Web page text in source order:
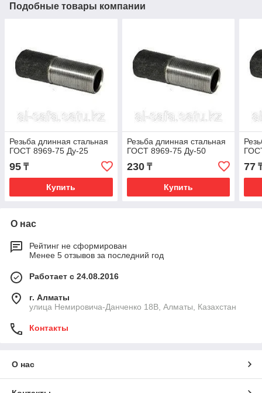
Подобные товары компании
Резьба длинная стальная
ГОСТ 8969-75 Ду-25
95 ₸
Купить
Резьба длинная стальная
ГОСТ 8969-75 Ду-50
230₸
Купить
77
О нас
Рейтинг не сформирован
Менее 5 отзывов за последний год
Работает с 24.08.2016
г. Алматы
улица Немировича-Данченко 18В, Алматы, Казахстан
Контакты
О нас